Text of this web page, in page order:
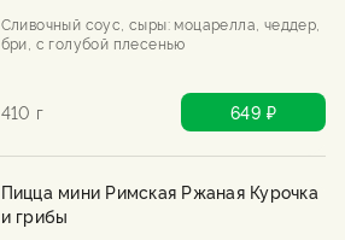
Сливочный соус, сыры: моцарелла, чеддер,
бри, с голубой плесенью
410 г 649 ₽
Пицца мини Римская Ржаная Курочка
и грибы